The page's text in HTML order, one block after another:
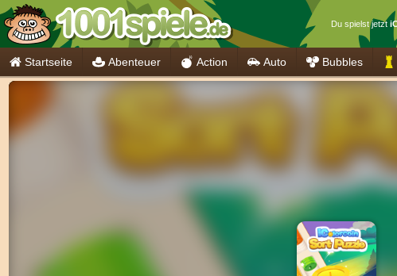
Du spielst jetzt
Startseite Abenteuer Action Auto Bubbles